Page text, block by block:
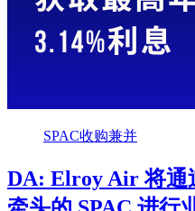
SPAC收购兼并
DA: Elroy Air 将通